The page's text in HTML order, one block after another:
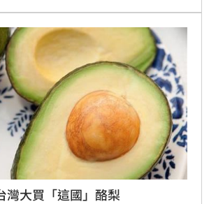
灣大買「這國」酪梨